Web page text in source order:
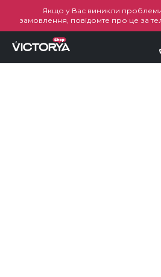
Якщо у Вас виникли
замовлення, повідомте про це за